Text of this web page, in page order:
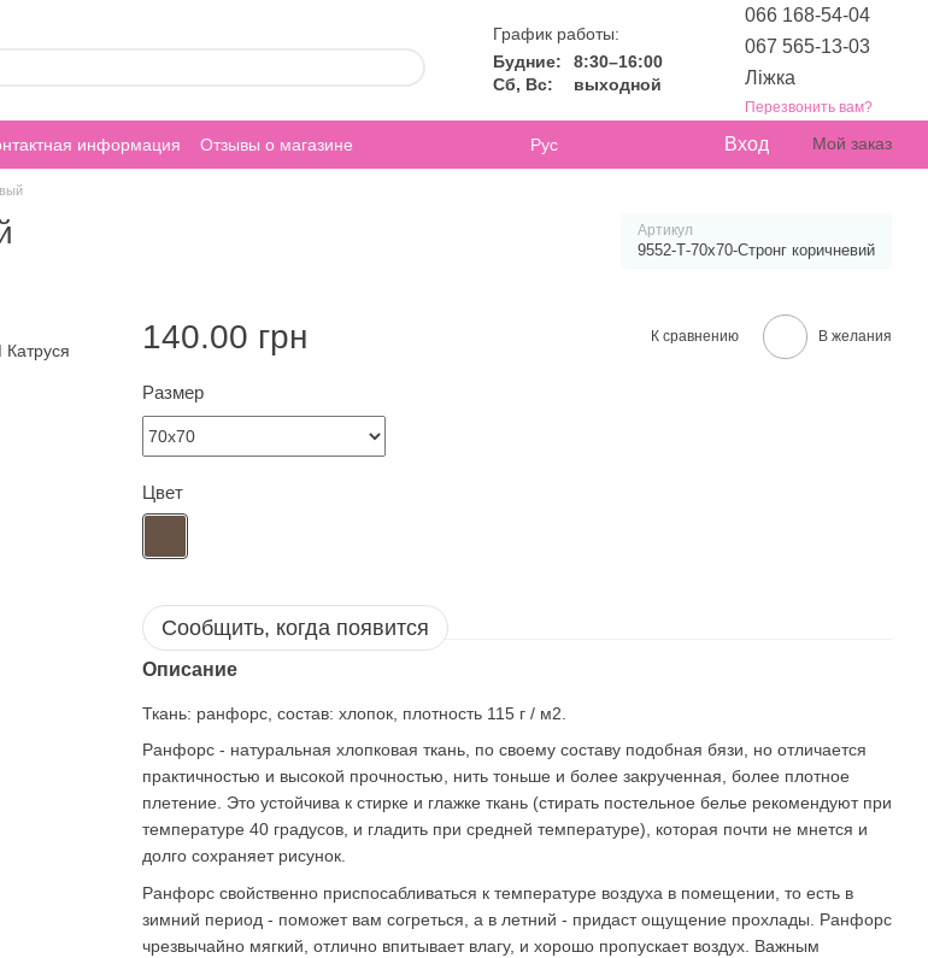
График работы:
Будние:
8:30–16:00
Сб, Вс:
выходной
066 168-54-04
067 565-13-03
Ліжка
Перезвонить вам?
информация Отзывы о магазине Рус Вход Мой заказ
Артикул
9552-Т-70х70-Стронг коричневий
140.00 грн К сравнению В желания
Размер
Цвет
Сообщить, когда появится
Описание
Ткань: ранфорс, состав: хлопок, плотность 115 г / м2.
Ранфорс - натуральная хлопковая ткань, по своему составу подобная бязи, но отличается
практичностью и высокой прочностью, нить тоньше и более закрученная, более плотное
плетение. Это устойчива к стирке и глажке ткань (стирать постельное белье рекомендуют при
температуре 40 градусов, и гладить при средней температуре), которая почти не мнется и
долго сохраняет рисунок.
Ранфорс свойственно приспосабливаться к температуре воздуха в помещении, то есть в
зимний период - поможет вам согреться, а в летний - придаст ощущение прохлады. Ранфорс
чрезвычайно мягкий, отлично впитывает влагу, и хорошо пропускает воздух. Важным